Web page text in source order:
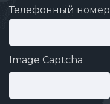
Телефонный номер
Image Captcha